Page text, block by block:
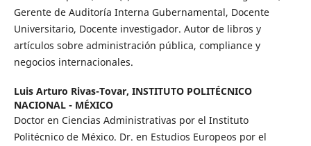
Gerente de Auditoría Interna Gubernamental, Docente
Universitario, Docente investigador. Autor de libros y
artículos sobre administración pública, compliance y
negocios internacionales.
Luis Arturo Rivas-Tovar, INSTITUTO POLITÉCNICO
NACIONAL - MÉXICO
Doctor en Ciencias Administrativas por el Instituto
Politécnico de México. Dr. en Estudios Europeos por el